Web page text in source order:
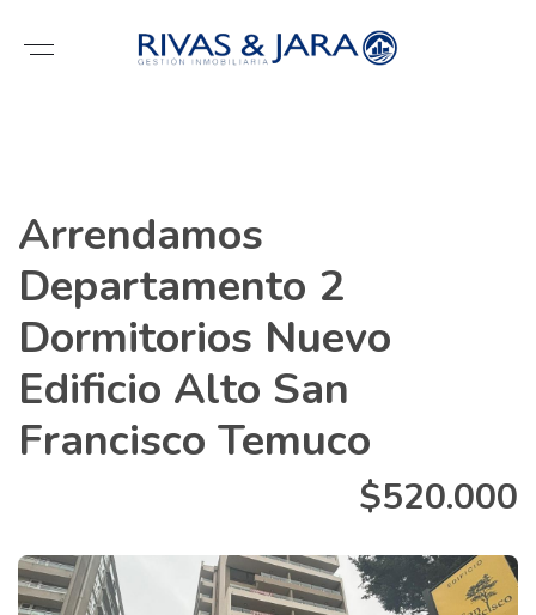
Arrendamos
Departamento 2
Dormitorios Nuevo
Edificio Alto San
Francisco Temuco
$520.000